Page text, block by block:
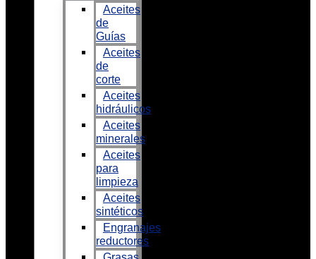
Aceites
de
Guías
Aceites
de
corte
Aceites
hidráulicos
Aceites
minerales
Aceites
para
limpieza
Aceites
sintéticos
Engranajes
reductores